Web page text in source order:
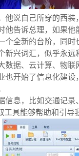
他说自己所穿的西
告诉总理，如果
全新的台阶，同
兴词汇，似乎永
数据、云计算、物
开始了信息化建
信息，比如交通记
具能够帮助和引导